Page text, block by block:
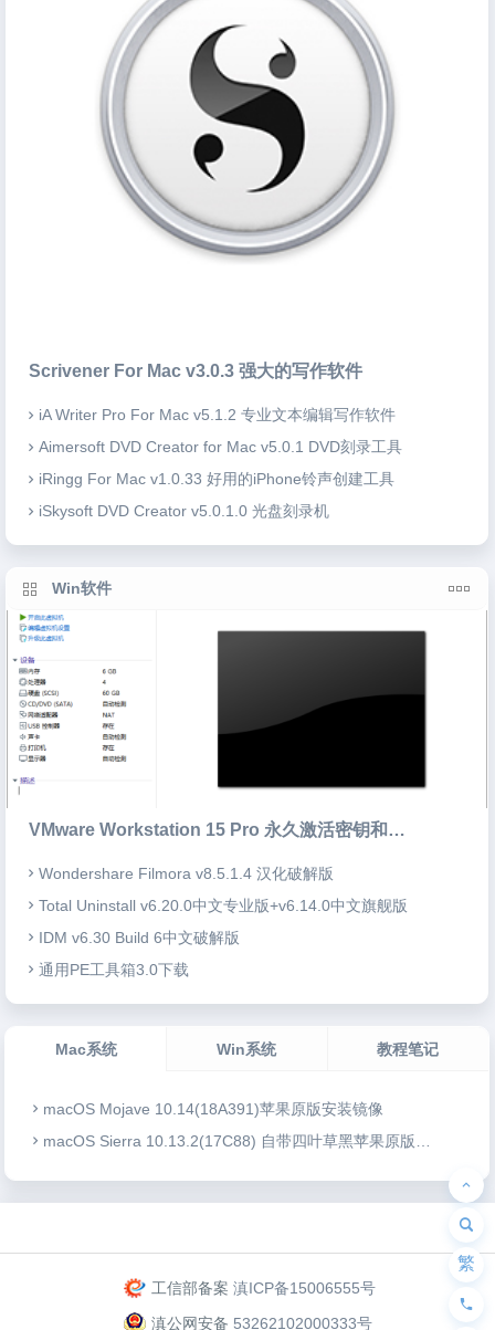
Scrivener For Mac v3.0.3 强大的写作软件
iA Writer Pro For Mac v5.1.2 专业文本编辑写作软件
Aimersoft DVD Creator for Mac v5.0.1 DVD刻录工具
iRingg For Mac v1.0.33 好用的iPhone铃声创建工具
iSkysoft DVD Creator v5.0.1.0 光盘刻录机
Win软件
VMware Workstation 15 Pro 永久激活密钥和注册机
Wondershare Filmora v8.5.1.4 汉化破解版
Total Uninstall v6.20.0中文专业版+v6.14.0中文旗舰版
IDM v6.30 Build 6中文破解版
通用PE工具箱3.0下载
Mac系统 Win系统 教程笔记
macOS Mojave 10.14(18A391)苹果原版安装镜像
macOS Sierra 10.13.2(17C88) 自带四叶草黑苹果原版安装镜像
工信部备案 滇ICP备15006555号
滇公网安备 53262102000333号
繁